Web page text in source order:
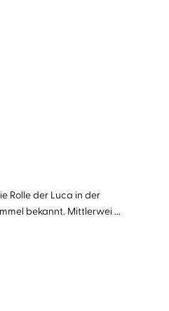
Rolle der Luca in der
bekannt. Mittlerwei ...